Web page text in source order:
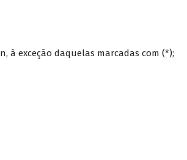
à exceção daquelas marcadas com (*);